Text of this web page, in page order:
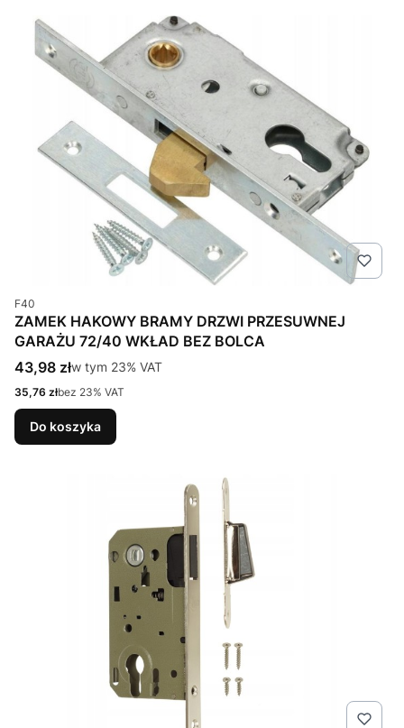
Kod produktu
F40
ZAMEK HAKOWY BRAMY DRZWI PRZESUWNEJ
GARAŻU 72/40 WKŁAD BEZ BOLCA
Cena brutto
43,98 złw tym %s VAT
w tym 23% VAT
Cena netto
35,76 złbez 23% VAT
Do koszyka